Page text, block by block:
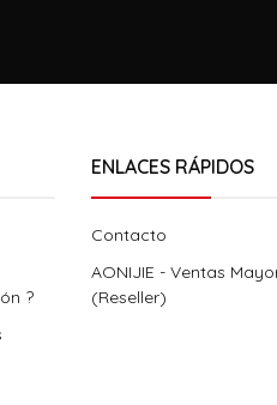
?
ENLACES RÁPIDOS
Contacto
AONIJIE - Ventas
(Reseller)